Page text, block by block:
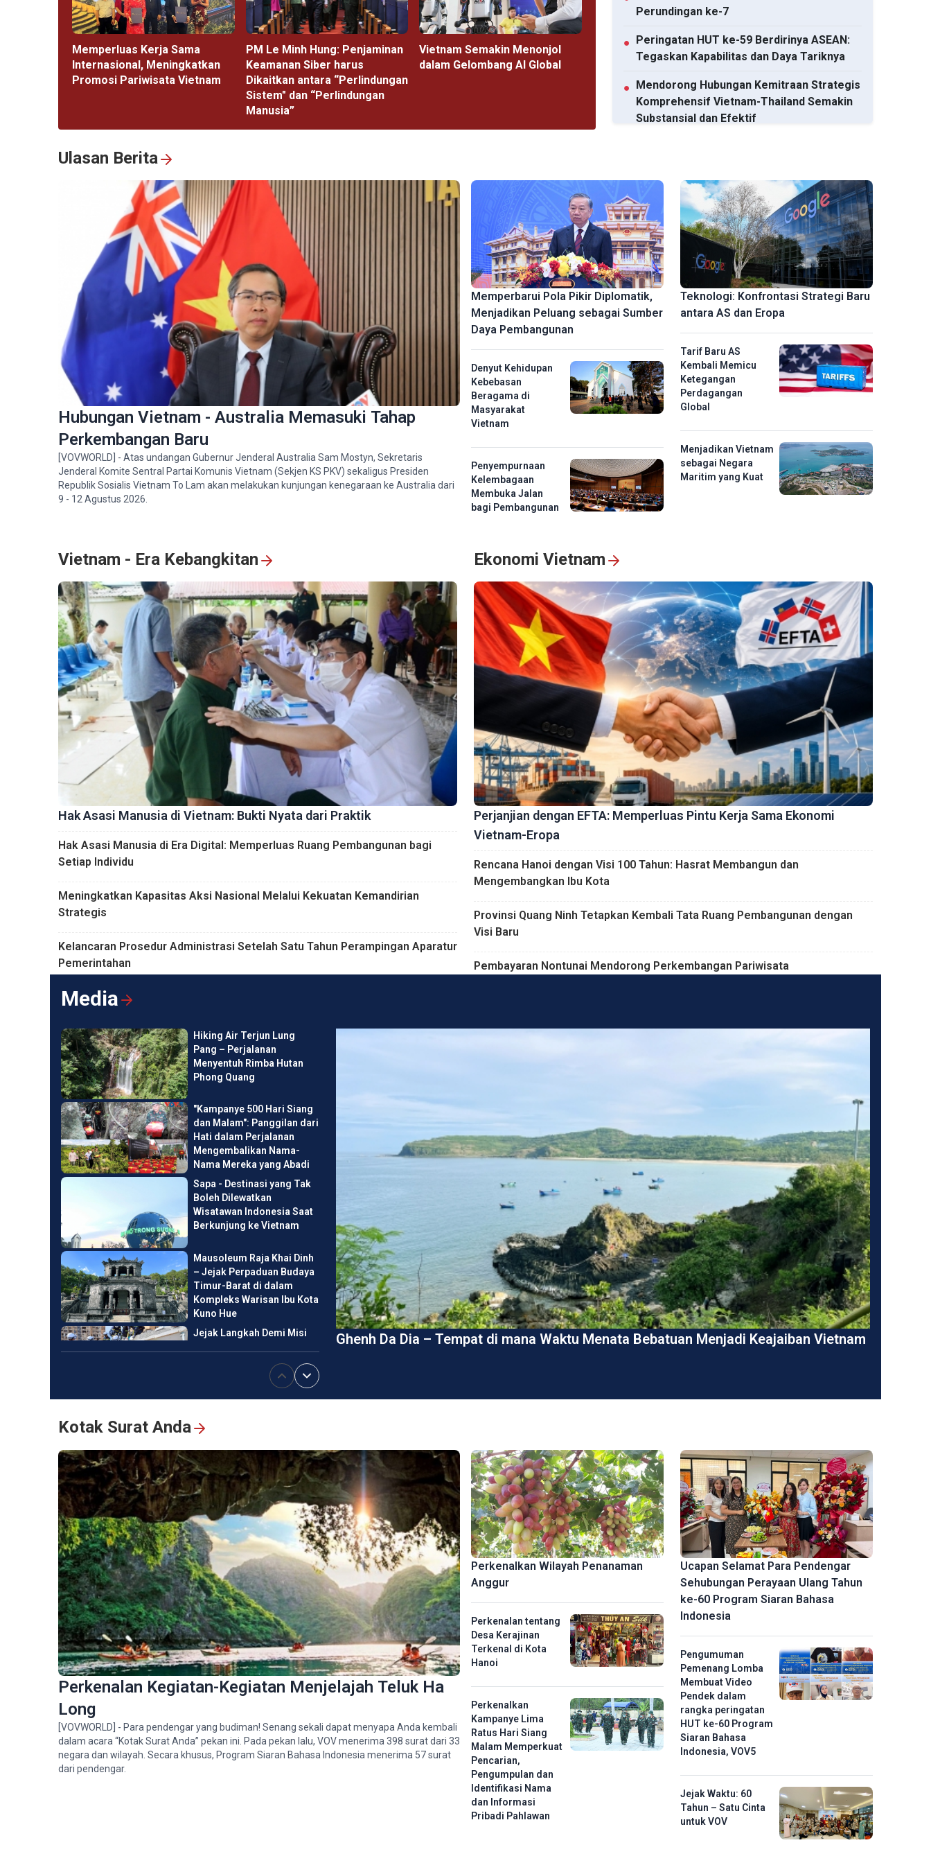
Memperluas Kerja Sama
Internasional, Meningkatkan
Promosi Pariwisata Vietnam
PM Le Minh Hung: Penjaminan
Keamanan Siber harus
Dikaitkan antara “Perlindungan
Sistem" dan “Perlindungan
Manusia”
Vietnam Semakin Menonjol
dalam Gelombang AI Global
Perundingan ke-7
●
Peringatan HUT ke-59 Berdirinya ASEAN:
Tegaskan Kapabilitas dan Daya Tariknya
●
Mendorong Hubungan Kemitraan Strategis
Komprehensif Vietnam-Thailand Semakin
Substansial dan Efektif
AS
Lihat semua
Ulasan Berita
Hubungan Vietnam - Australia Memasuki Tahap
Perkembangan Baru
[VOVWORLD] - Atas undangan Gubernur Jenderal Australia Sam Mostyn, Sekretaris
Jenderal Komite Sentral Partai Komunis Vietnam (Sekjen KS PKV) sekaligus Presiden
Republik Sosialis Vietnam To Lam akan melakukan kunjungan kenegaraan ke Australia dari
9 - 12 Agustus 2026.
Memperbarui Pola Pikir Diplomatik,
Menjadikan Peluang sebagai Sumber
Daya Pembangunan
Denyut Kehidupan
Kebebasan
Beragama di
Masyarakat
Vietnam
Penyempurnaan
Kelembagaan
Membuka Jalan
bagi Pembangunan
Teknologi: Konfrontasi Strategi Baru
antara AS dan Eropa
Tarif Baru AS
Kembali Memicu
Ketegangan
Perdagangan
Global
Menjadikan Vietnam
sebagai Negara
Maritim yang Kuat
Vietnam - Era Kebangkitan
Hak Asasi Manusia di Vietnam: Bukti Nyata dari Praktik
Hak Asasi Manusia di Era Digital: Memperluas Ruang Pembangunan bagi
Setiap Individu
Meningkatkan Kapasitas Aksi Nasional Melalui Kekuatan Kemandirian
Strategis
Kelancaran Prosedur Administrasi Setelah Satu Tahun Perampingan Aparatur
Pemerintahan
Ekonomi Vietnam
Perjanjian dengan EFTA: Memperluas Pintu Kerja Sama Ekonomi
Vietnam-Eropa
Rencana Hanoi dengan Visi 100 Tahun: Hasrat Membangun dan
Mengembangkan Ibu Kota
Provinsi Quang Ninh Tetapkan Kembali Tata Ruang Pembangunan dengan
Visi Baru
Pembayaran Nontunai Mendorong Perkembangan Pariwisata
Media
Hiking Air Terjun Lung
Pang – Perjalanan
Menyentuh Rimba Hutan
Phong Quang
"Kampanye 500 Hari Siang
dan Malam": Panggilan dari
Hati dalam Perjalanan
Mengembalikan Nama-
Nama Mereka yang Abadi
Sapa - Destinasi yang Tak
Boleh Dilewatkan
Wisatawan Indonesia Saat
Berkunjung ke Vietnam
Mausoleum Raja Khai Dinh
– Jejak Perpaduan Budaya
Timur-Barat di dalam
Kompleks Warisan Ibu Kota
Kuno Hue
Jejak Langkah Demi Misi
yang Memukau untuk
Rayakan HUT ke-50 Kota
Sai Gon -Gia Dinh
Menyandang Nama
Presiden Ho Chi Minh
60 Tahun – Perjalanan
Penuh Kebanggaan, Reuni
Penuh Emosi
Pariwisata Vinh Long:
Melanjutkan Kisah Budaya
di “Kerajaan Batu Bata dan
Keramik”
Duta Besar Indonesia:
Program Siaran Bahasa
Indonesia VOV Merupakan
Jembatan Penting bagi
Hubungan Bilateral
Misterius Gua Hua Ma,
Provinsi Thai Nguyen
Ghenh Da Dia – Tempat di mana Waktu Menata Bebatuan Menjadi Keajaiban Vietnam
Kotak Surat Anda
Perkenalan Kegiatan-Kegiatan Menjelajah Teluk Ha
Long
[VOVWORLD] - Para pendengar yang budiman! Senang sekali dapat menyapa Anda kembali
dalam acara “Kotak Surat Anda” pekan ini. Pada pekan lalu, VOV menerima 398 surat dari 33
negara dan wilayah. Secara khusus, Program Siaran Bahasa Indonesia menerima 57 surat
dari pendengar.
Perkenalkan Wilayah Penanaman
Anggur
Perkenalan tentang
Desa Kerajinan
Terkenal di Kota
Hanoi
Perkenalkan
Kampanye Lima
Ratus Hari Siang
Malam Memperkuat
Pencarian,
Pengumpulan dan
Identifikasi Nama
dan Informasi
Pribadi Pahlawan
Ucapan Selamat Para Pendengar
Sehubungan Perayaan Ulang Tahun
ke-60 Program Siaran Bahasa
Indonesia
Pengumuman
Pemenang Lomba
Membuat Video
Pendek dalam
rangka peringatan
HUT ke-60 Program
Siaran Bahasa
Indonesia, VOV5
Jejak Waktu: 60
Tahun – Satu Cinta
untuk VOV